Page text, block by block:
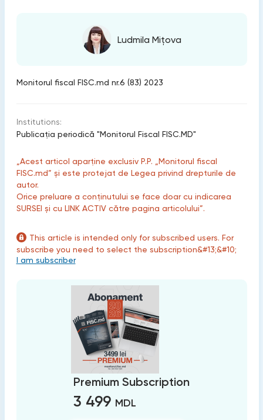
Ludmila Mițova
Monitorul fiscal FISC.md nr.6 (83) 2023
Institutions:
Publicaţia periodică "Monitorul Fiscal FISC.MD"
„Acest articol aparține exclusiv P.P. „Monitorul fiscal
FISC.md” și este protejat de Legea privind drepturile de
autor.
Orice preluare a conținutului se face doar cu indicarea
SURSEI și cu LINK ACTIV către pagina articolului”.
This article is intended only for subscribed users. For
subscribe you need to select the subscription&#13;&#10;
I am subscriber
Premium Subscription
3 499 MDL